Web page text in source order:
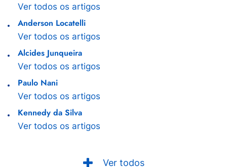
Ver todos os artigos
Anderson Locatelli
Ver todos os artigos
Alcides Junqueira
Ver todos os artigos
Paulo Nani
Ver todos os artigos
Kennedy da Silva
Ver todos os artigos
Ver todos